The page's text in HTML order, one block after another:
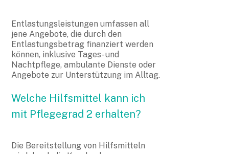
Entlastungsleistungen umfassen all
jene Angebote, die durch den
Entlastungsbetrag finanziert werden
können, inklusive Tages- und
Nachtpflege, ambulante Dienste oder
Angebote zur Unterstützung im Alltag.
Welche Hilfsmittel kann ich
mit Pflegegrad 2 erhalten?
Die Bereitstellung von Hilfsmitteln